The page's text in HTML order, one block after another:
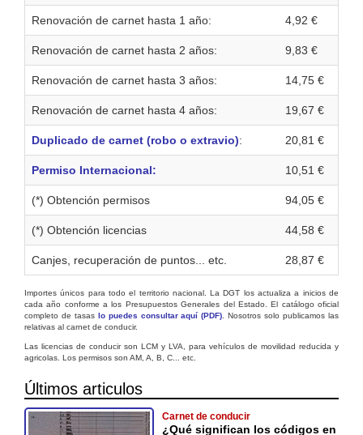
Renovación de carnet hasta 1 año: 4,92 €
Renovación de carnet hasta 2 años: 9,83 €
Renovación de carnet hasta 3 años: 14,75 €
Renovación de carnet hasta 4 años: 19,67 €
Duplicado de carnet (robo o extravio): 20,81 €
Permiso Internacional: 10,51 €
(*) Obtención permisos 94,05 €
(*) Obtención licencias 44,58 €
Canjes, recuperación de puntos... etc. 28,87 €
Importes únicos para todo el territorio nacional. La DGT los actualiza a inicios de
cada año conforme a los Presupuestos Generales del Estado. El catálogo oficial
completo de tasas lo puedes consultar aquí (PDF) . Nosotros solo publicamos las
relativas al carnet de conducir.
Las licencias de conducir son LCM y LVA, para vehículos de movilidad reducida y
agricolas. Los permisos son AM, A, B, C... etc.
Últimos articulos
Carnet de conducir
¿Qué significan los códigos en